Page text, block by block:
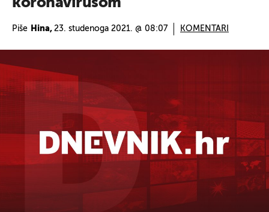
koronavirusom
Piše Hina, 23. studenoga 2021. @ 08:07 KOMENTARI